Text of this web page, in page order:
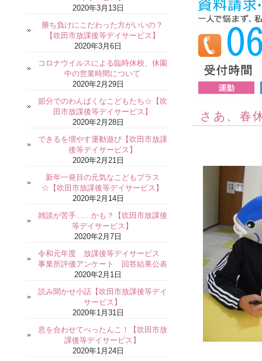
さあ、春
2020年3月13日
勝ち負けにこだわった方がいいの？
【吹田市放課後等デイサービス】
2020年3月6日
コロナウイルスによる臨時休校、休園
中の営業時間について
2020年2月29日
節分でのわんぱくなこどもたち☆【吹
田市放課後等デイサービス】
2020年2月28日
できるを増やす運動遊び【吹田市放課
後等デイサービス】
2020年2月21日
新年一発目の元気なこどもプラス
☆【吹田市放課後等デイサービス】
2020年2月14日
雑談が苦手……かも？【吹田市放課後
等デイサービス】
2020年2月7日
令和元年度 放課後等デイサービス
事業所評価アンケート 回答結果公表
2020年2月1日
読み聞かせ小話【吹田市放課後等デイ
サービス】
2020年1月31日
息を合わせてぺったんこ！【吹田市放
課後等デイサービス】
2020年1月24日